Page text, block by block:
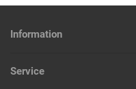
Information
Service